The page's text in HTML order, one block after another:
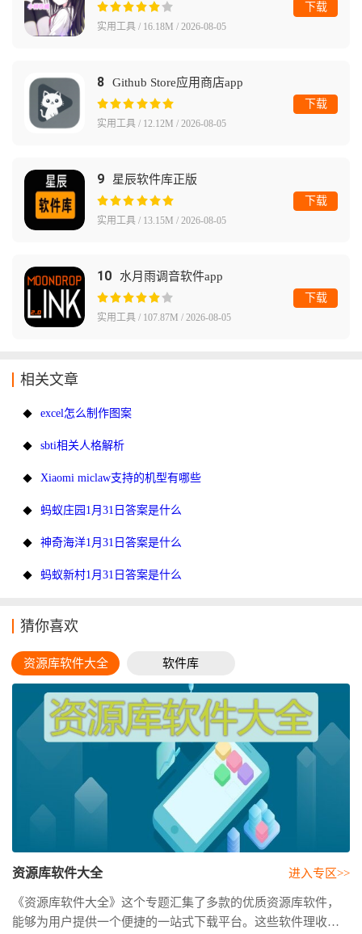
实用工具 / 16.18M / 2026-08-05
下载
8 Github Store应用商店app
实用工具 / 12.12M / 2026-08-05
下载
9 星辰软件库正版
实用工具 / 13.15M / 2026-08-05
下载
10 水月雨调音软件app
实用工具 / 107.87M / 2026-08-05
下载
相关文章
excel怎么制作图案
sbti相关人格解析
Xiaomi miclaw支持的机型有哪些
蚂蚁庄园1月31日答案是什么
神奇海洋1月31日答案是什么
蚂蚁新村1月31日答案是什么
猜你喜欢
资源库软件大全 软件库
资源库软件大全
《资源库软件大全》这个专题汇集了多款的优质资源库软件，
能够为用户提供一个便捷的一站式下载平台。这些软件理收录
进入专区>>